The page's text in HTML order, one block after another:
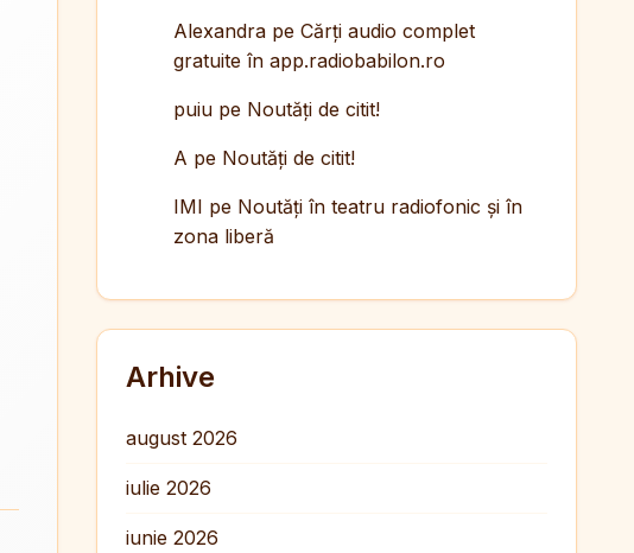
Alexandrape Cărți audio complet
gratuite în app.radiobabilon.ro
puiupe Noutăți de citit!
A pe Noutăți de citit!
IMI pe Noutăți în teatru radiofonic și în
zona liberă
Arhive
august 2026
iulie 2026
iunie 2026